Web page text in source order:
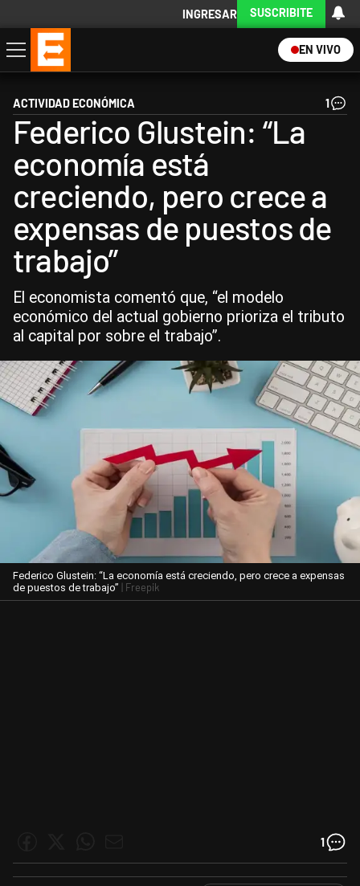
INGRESAR SUSCRIBITE
EN VIVO
Economía
Política
Internacional
Actualidad
Descargá la App
ACTIVIDAD ECONÓMICA 1
Federico Glustein: “La
economía está
creciendo, pero crece a
expensas de puestos de
trabajo”
El economista comentó que, “el modelo
económico del actual gobierno prioriza el tributo
al capital por sobre el trabajo”.
Federico Glustein: “La economía está creciendo, pero crece a expensas
de puestos de trabajo” | Freepik
1